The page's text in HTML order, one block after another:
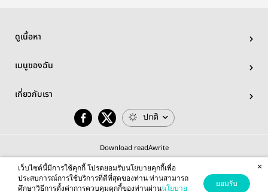
ดูเนื้อหา
เมนูของฉัน
เกี่ยวกับเรา
ปกติ
Download readAwrite
เว็บไซต์นี้มีการใช้คุกกี้ โปรดยอมรับนโยบายคุกกี้เพื่อ
ประสบการณ์การใช้บริการที่ดีที่สุดของท่าน ท่านสามารถ
ศึกษาวิธีการตั้งค่าการควบคุมคุกกี้ของท่านผ่านนโยบาย
ยอมรับ
×